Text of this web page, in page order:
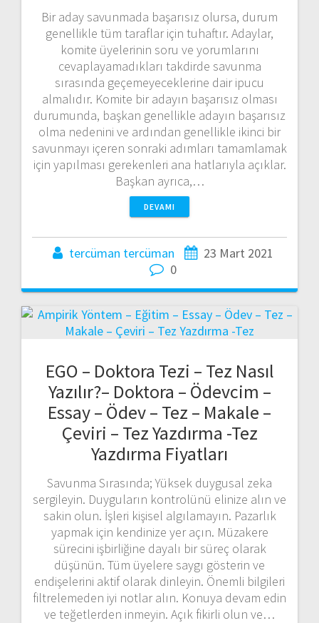
Bir aday savunmada başarısız olursa, durum
genellikle tüm taraflar için tuhaftır. Adaylar,
komite üyelerinin soru ve yorumlarını
cevaplayamadıkları takdirde savunma
sırasında geçemeyeceklerine dair ipucu
almalıdır. Komite bir adayın başarısız olması
durumunda, başkan genellikle adayın başarısız
olma nedenini ve ardından genellikle ikinci bir
savunmayı içeren sonraki adımları tamamlamak
için yapılması gerekenleri ana hatlarıyla açıklar.
Başkan ayrıca,…
DEVAMI
tercüman tercüman
23 Mart 2021
0
EGO – Doktora Tezi – Tez Nasıl
Yazılır?– Doktora – Ödevcim –
Essay – Ödev – Tez – Makale –
Çeviri – Tez Yazdırma -Tez
Yazdırma Fiyatları
Savunma Sırasında; Yüksek duygusal zeka
sergileyin. Duyguların kontrolünü elinize alın ve
sakin olun. İşleri kişisel algılamayın. Pazarlık
yapmak için kendinize yer açın. Müzakere
sürecini işbirliğine dayalı bir süreç olarak
düşünün. Tüm üyelere saygı gösterin ve
endişelerini aktif olarak dinleyin. Önemli bilgileri
filtrelemeden iyi notlar alın. Konuya devam edin
ve teğetlerden inmeyin. Açık fikirli olun ve…